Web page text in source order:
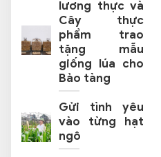
lương thực và
Cây thực
phẩm trao
tặng mẫu
giống lúa cho
Bảo tàng
Gửi tình yêu
vào từng hạt
ngô